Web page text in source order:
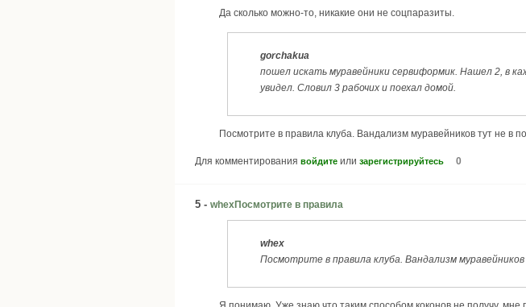
Да сколько можно-то, никакие они не соцпаразиты.
gorchakua
пошел искать муравейники сервиформик. Нашел 2, в
увидел. Словил 3 рабочих и поехал домой.
Посмотрите в правила клуба. Вандализм муравейников тут не в
Для комментирования войдите или зарегистрируйтесь 0
5 - whexПосмотрите в правила
whex
Посмотрите в правила клуба. Вандализм